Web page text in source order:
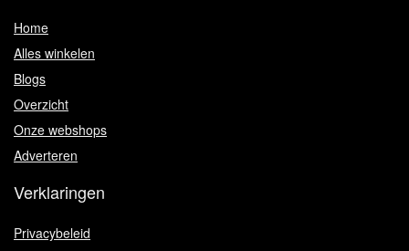
Home
Alles winkelen
Blogs
Overzicht
Onze webshops
Adverteren
Verklaringen
Privacybeleid